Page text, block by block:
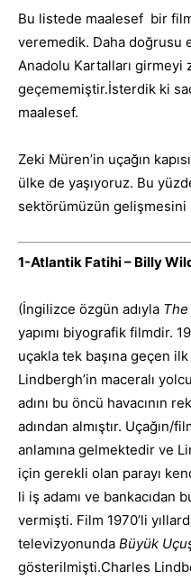
Bu listede maalesef bir
veremedik. Daha doğrusu
Anadolu Kartalları girmeyi
geçememiştir.İsterdik ki
maalesef.
Zeki Müren’in uçağın
ülke de yaşıyoruz. Bu
sektörümüzün
1-Atlantik Fatihi – Billy
(İngilizce özgün adıyla
yapımı biyografik filmdir.
uçakla tek başına geçen
Lindbergh’in maceralı
adını bu öncü havacının
adından almıştır. Uçağın/
anlamına gelmektedir ve
için gerekli olan parayı
li iş adamı ve bankacıdan
vermişti. Film 1970’li
televizyonunda Büyük
gösterilmişti.Charles